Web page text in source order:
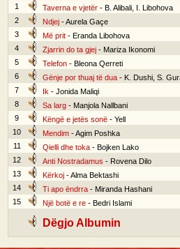
1 Taverna e vjetër- B. Alibali, I. Libohova
2
Ndjej- Aurela Gaçe
3
Më prit- Eranda Libohova
4
Zjarrin do ta gjej- Mariza Ikonomi
5
Telefon- Bleona Qerreti
6
Gënje por thuaj të dua- K. Dushi, S.
7
Ik - Jonida Maliqi
8
Sa larg- Manjola Nallbani
9
Këngë e jetës sonë- Yell
10
Mendim- Agim Poshka
11
Qielli dhe toka- Bojken Lako
12
Anti Nostradamus - Rovena Dilo
13
Kërkoj- Alma Bektashi
14
Ti apo ëndrra- Miranda Hashani
15
Një botë e re- Bedri Islami
Dëgjo Albumin